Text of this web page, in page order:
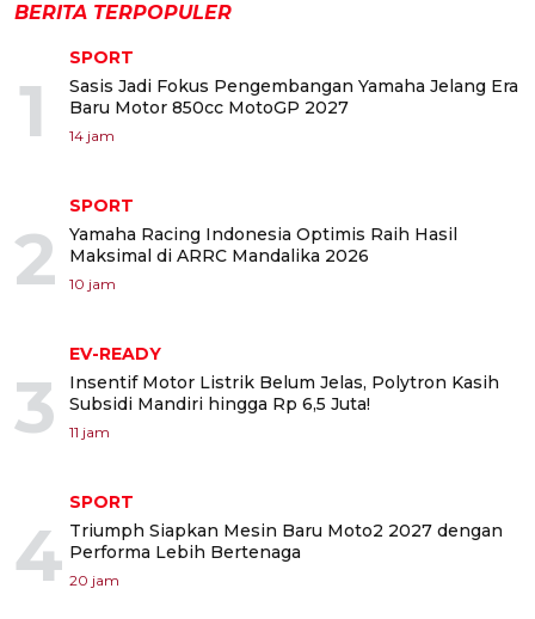
BERITA TERPOPULER
1
SPORT
Sasis Jadi Fokus Pengembangan Yamaha Jelang Era
Baru Motor 850cc MotoGP 2027
14 jam
2
SPORT
Yamaha Racing Indonesia Optimis Raih Hasil
Maksimal di ARRC Mandalika 2026
10 jam
3
EV-READY
Insentif Motor Listrik Belum Jelas, Polytron Kasih
Subsidi Mandiri hingga Rp 6,5 Juta!
11 jam
4
SPORT
Triumph Siapkan Mesin Baru Moto2 2027 dengan
Performa Lebih Bertenaga
20 jam